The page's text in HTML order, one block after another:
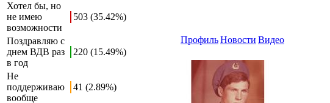
Хотел бы, но
не имею
возможности
503 (35.42%)
Поздравляю с
днем ВДВ раз
в год
220 (15.49%)
Не
поддерживаю
вообще
41 (2.89%)
ПрофильНовости Видео